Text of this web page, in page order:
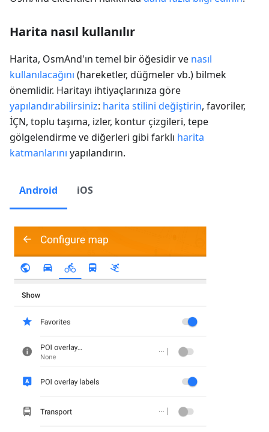
Harita nasıl kullanılır
Harita, OsmAnd'ın temel bir öğesidir ve nasıl
kullanılacağını (hareketler, düğmeler vb.) bilmek
önemlidir. Haritayı ihtiyaçlarınıza göre
yapılandırabilirsiniz: harita stilini değiştirin, favoriler,
İÇN, toplu taşıma, izler, kontur çizgileri, tepe
gölgelendirme ve diğerleri gibi farklı harita
katmanlarını yapılandırın.
Android iOS